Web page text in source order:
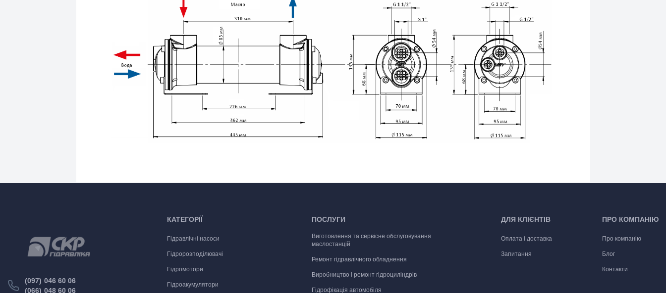
(097) 046 60 06
(066) 048 60 06
КАТЕГОРІЇ
Гідравлічні насоси
Гідророзподілювачі
Гідромотори
Гідроакумулятори
ПОСЛУГИ
Виготовлення та сервісне обслуговування
маслостанцій
Ремонт гідравлічного обладнення
Виробництво і ремонт гідроциліндрів
Гідрофікація автомобіля
ДЛЯ КЛІЄНТІВ
Оплата і доставка
Запитання
ПРО КОМПАНІЮ
Про компанію
Блог
Контакти